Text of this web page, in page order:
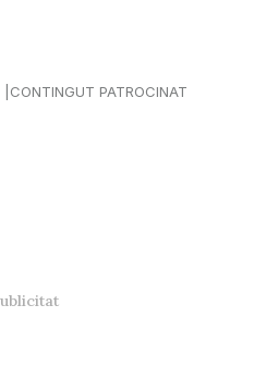
CONTINGUT PATROCINAT